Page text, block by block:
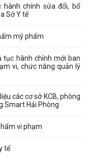
chính sửa đổi, bổ
Sở Y tế
mỹ phẩm
tục hành chính mới ban
vi, chức năng quản lý
các cơ sở KCB, phòng
Smart Hải Phòng
vi phạm
tế